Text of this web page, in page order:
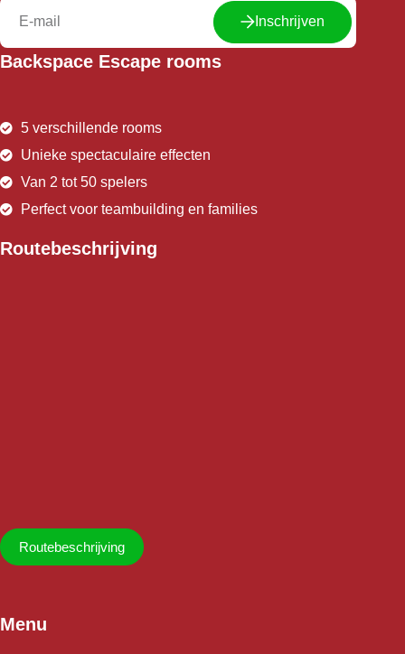
Inschrijven
Backspace Escape rooms
5 verschillende rooms
Unieke spectaculaire effecten
Van 2 tot 50 spelers
Perfect voor teambuilding en families
Routebeschrijving
Routebeschrijving
Menu